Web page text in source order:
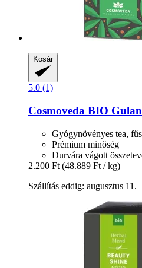
Kosár
5.0 (1)
Cosmoveda BIO
Gyógynövényes tea,
Prémium minőség
Durvára vágott
2.200 Ft (48.889 Ft / kg)
Szállítás eddig: augusztus 11.